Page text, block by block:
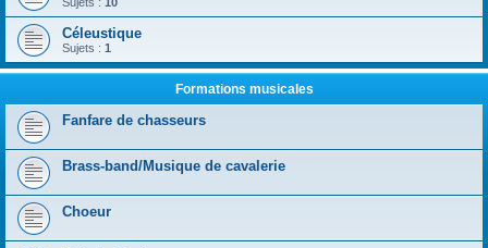
Céleustique
Sujets : 1
Formations musicales
Fanfare de chasseurs
Brass-band/Musique de cavalerie
Choeur